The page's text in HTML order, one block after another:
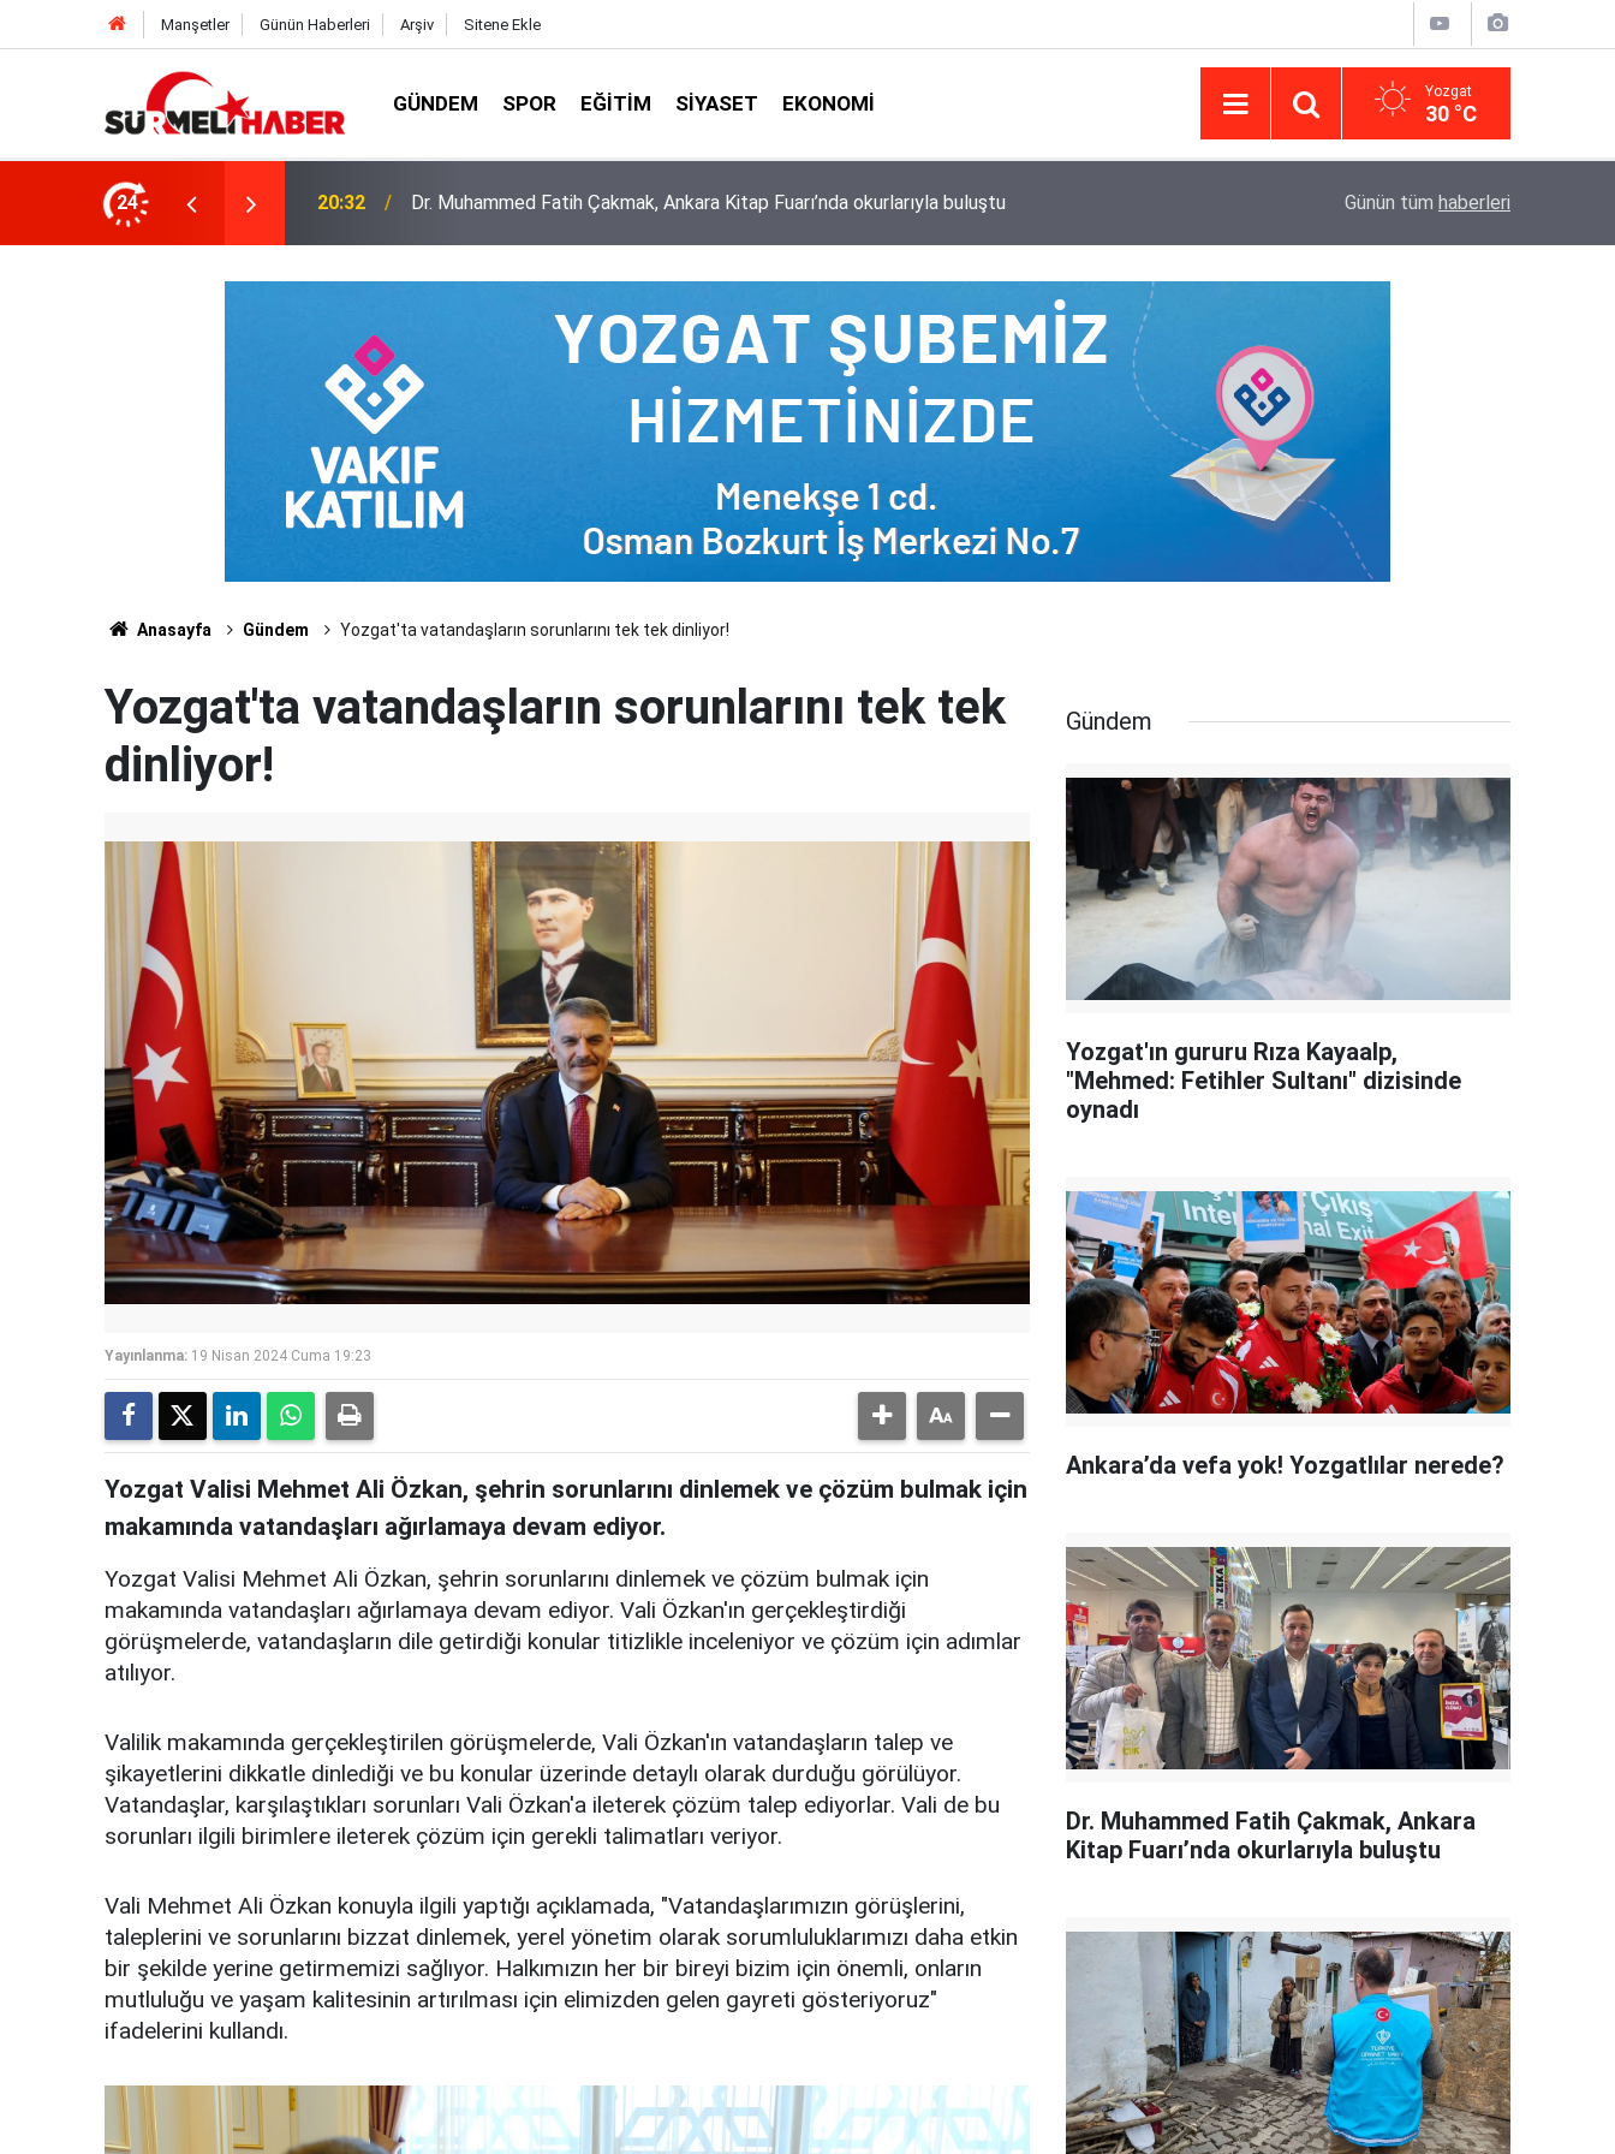
Manşetler Günün Haberleri Arşiv Sitene Ekle
GÜNDEM SPOR EĞITIM SIYASET EKONOMI Yozgat
30 °C
24
okurlarıyla buluştu 14:52 Diyanet İşleri Başkanlığı ile Türkiye Diyanet Vakfı milyonları sevindirdi Yargıtay’da iletişim hamlesi: Kurumsal
Günün tüm haberleri
Anasayfa Gündem Yozgat'ta vatandaşların sorunlarını tek tek dinliyor!
Yozgat'ta vatandaşların sorunlarını tek tek
dinliyor!
Yayınlanma: 19 Nisan 2024 Cuma 19:23
Yozgat Valisi Mehmet Ali Özkan, şehrin sorunlarını dinlemek ve çözüm bulmak için
makamında vatandaşları ağırlamaya devam ediyor.
Yozgat Valisi Mehmet Ali Özkan, şehrin sorunlarını dinlemek ve çözüm bulmak için
makamında vatandaşları ağırlamaya devam ediyor. Vali Özkan'ın gerçekleştirdiği
görüşmelerde, vatandaşların dile getirdiği konular titizlikle inceleniyor ve çözüm için adımlar
atılıyor.
Valilik makamında gerçekleştirilen görüşmelerde, Vali Özkan'ın vatandaşların talep ve
şikayetlerini dikkatle dinlediği ve bu konular üzerinde detaylı olarak durduğu görülüyor.
Vatandaşlar, karşılaştıkları sorunları Vali Özkan'a ileterek çözüm talep ediyorlar. Vali de bu
sorunları ilgili birimlere ileterek çözüm için gerekli talimatları veriyor.
Vali Mehmet Ali Özkan konuyla ilgili yaptığı açıklamada, "Vatandaşlarımızın görüşlerini,
taleplerini ve sorunlarını bizzat dinlemek, yerel yönetim olarak sorumluluklarımızı daha etkin
bir şekilde yerine getirmemizi sağlıyor. Halkımızın her bir bireyi bizim için önemli, onların
mutluluğu ve yaşam kalitesinin artırılması için elimizden gelen gayreti gösteriyoruz"
ifadelerini kullandı.
Gündem
Yozgat'ın gururu Rıza Kayaalp,
"Mehmed: Fetihler Sultanı" dizisinde
oynadı
Ankara’da vefa yok! Yozgatlılar nerede?
Dr. Muhammed Fatih Çakmak, Ankara
Kitap Fuarı’nda okurlarıyla buluştu